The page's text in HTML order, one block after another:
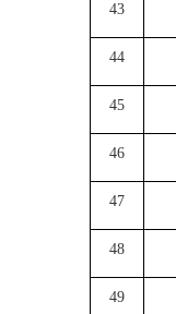
43
44
45
46
47
48
49